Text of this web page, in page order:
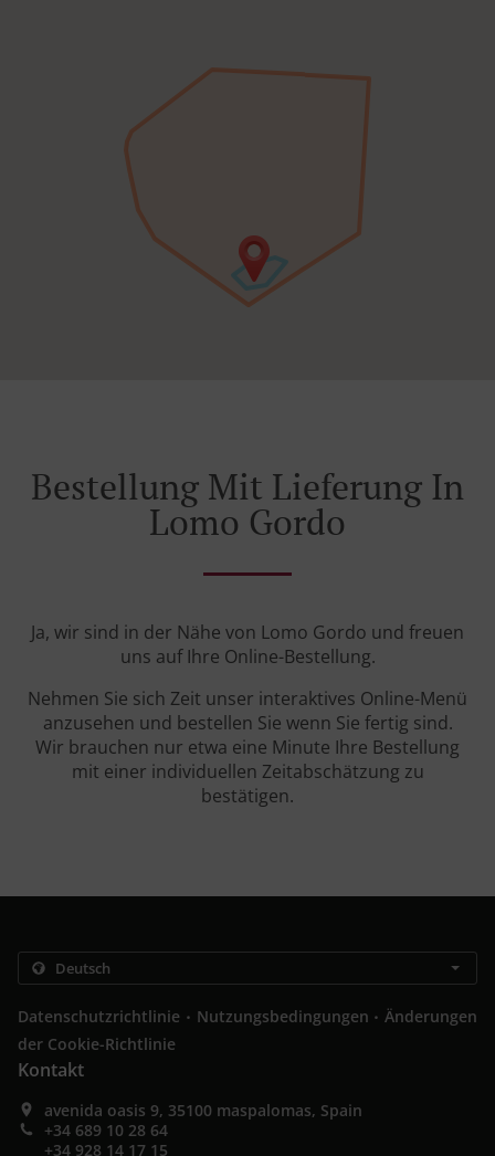
Bestellung Mit Lieferung In
Lomo Gordo
Ja, wir sind in der Nähe von Lomo Gordo und freuen
uns auf Ihre Online-Bestellung.
Nehmen Sie sich Zeit unser interaktives Online-Menü
anzusehen und bestellen Sie wenn Sie fertig sind.
Wir brauchen nur etwa eine Minute Ihre Bestellung
mit einer individuellen Zeitabschätzung zu
bestätigen.
Datenschutzrichtlinie . Nutzungsbedingungen . Änderungen
der Cookie-Richtlinie
Kontakt
avenida oasis 9, 35100 maspalomas, Spain
+34 689 10 28 64
+34 928 14 17 15